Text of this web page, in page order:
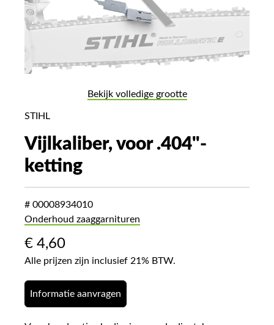
Bekijk volledige grootte
STIHL
Vijlkaliber, voor .404"-
ketting
# 00008934010
Onderhoud zaaggarnituren
€ 4,60
Alle prijzen zijn inclusief 21% BTW.
Informatie aanvragen